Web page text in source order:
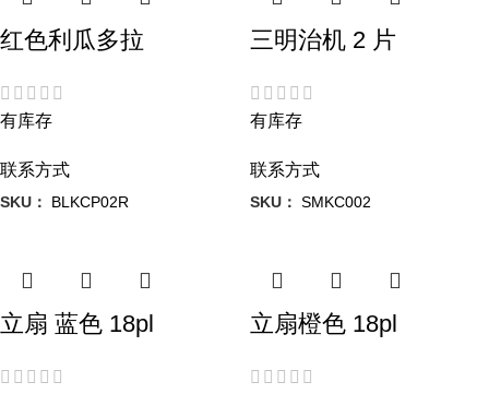
红色利瓜多拉
有库存
联系方式
SKU： BLKCP02R
三明治机 2 片
有库存
联系方式
SKU： SMKC002
立扇 蓝色 18pl 立扇橙色 18pl